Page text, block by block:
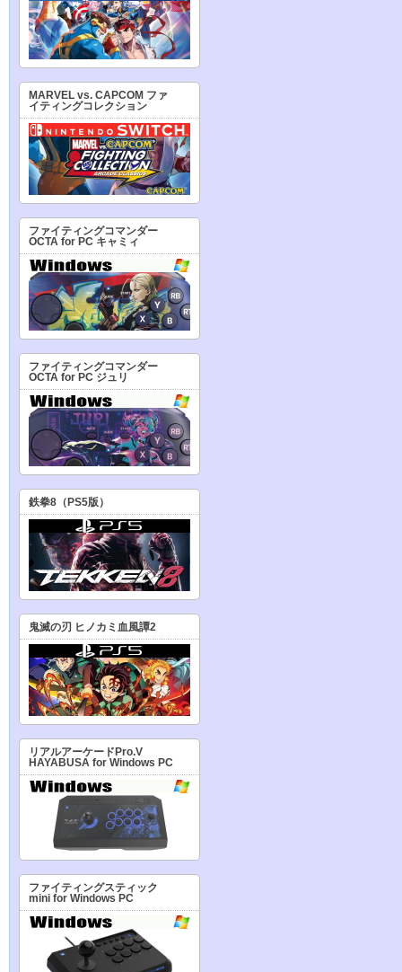
MARVEL vs. CAPCOM ファ
イティングコレクション
ファイティングコマンダー
OCTA for PC キャミィ
ファイティングコマンダー
OCTA for PC ジュリ
鉄拳8（PS5版）
鬼滅の刃 ヒノカミ血風譚2
リアルアーケードPro.V
HAYABUSA for Windows PC
ファイティングスティック
mini for Windows PC